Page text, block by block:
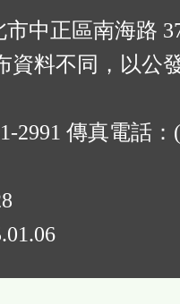
市中正區南海路
資料不同，以公
2991 傳真電話：